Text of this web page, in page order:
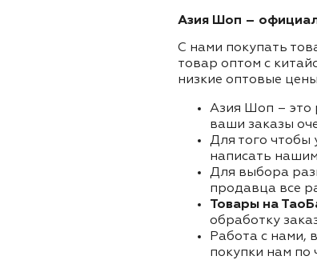
Азия Шоп –
С нами покупать
товар оптом с
низкие оптовые
Азия Шоп – это
ваши заказы
Для того чтобы
написать
Для выбора
продавца все
Товары на
обработку
Работа с нами,
покупки нам по